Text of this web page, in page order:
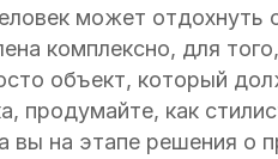
может отдохнуть
комплексно, для
объект, который
продумайте, как
на этапе решения о